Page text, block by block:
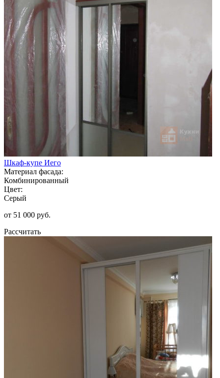
Шкаф-купе Иего
Материал фасада:
Комбинированный
Цвет:
Серый
от 51 000 руб.
Рассчитать